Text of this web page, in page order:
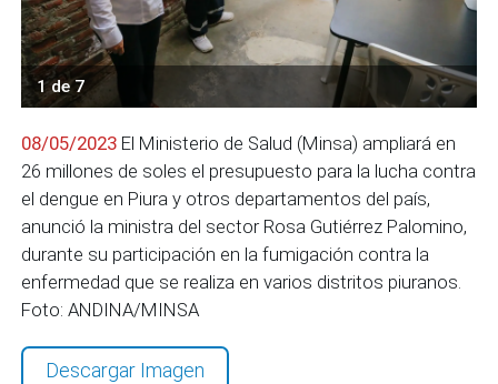
1 de 7
08/05/2023 El Ministerio de Salud (Minsa) ampliará en
26 millones de soles el presupuesto para la lucha contra
el dengue en Piura y otros departamentos del país,
anunció la ministra del sector Rosa Gutiérrez Palomino,
durante su participación en la fumigación contra la
enfermedad que se realiza en varios distritos piuranos.
Foto: ANDINA/MINSA
Descargar Imagen